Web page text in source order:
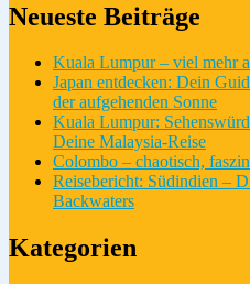
Neueste Beiträge
Kuala Lumpur – viel mehr
Japan entdecken: Dein
der aufgehenden Sonne
Kuala Lumpur:
Deine Malaysia-Reise
Colombo – chaotisch,
Reisebericht: Südindien –
Backwaters
Kategorien